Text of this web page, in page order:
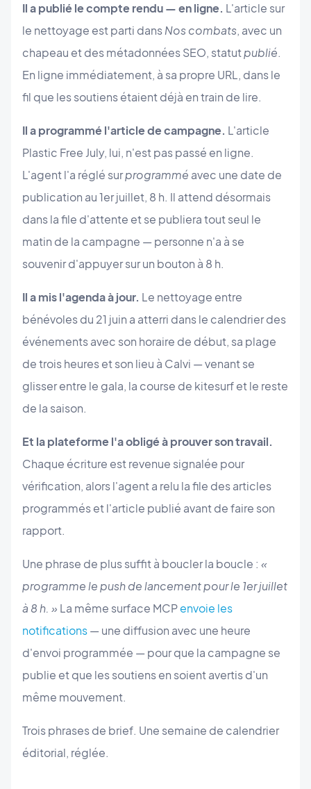
Il a publié le compte rendu — en ligne. L'article sur
le nettoyage est parti dansNos combats, avec un
chapeau et des métadonnées SEO, statutpublié.
En ligne immédiatement, à sa propre URL, dans le
fil que les soutiens étaient déjà en train de lire.
Il a programmé l'article de campagne. L'article
Plastic Free July, lui, n'est pas passé en ligne.
L'agent l'a réglé surprogrammé avec une date de
publication au 1er juillet, 8 h. Il attend désormais
dans la file d'attente et se publiera tout seul le
matin de la campagne — personne n'a à se
souvenir d'appuyer sur un bouton à 8 h.
Il a mis l'agenda à jour. Le nettoyage entre
bénévoles du 21 juin a atterri dans le calendrier des
événements avec son horaire de début, sa plage
de trois heures et son lieu à Calvi — venant se
glisser entre le gala, la course de kitesurf et le reste
de la saison.
Et la plateforme l'a obligé à prouver son travail.
Chaque écriture est revenue signalée pour
vérification, alors l'agent a relu la file des articles
programmés et l'article publié avant de faire son
rapport.
Une phrase de plus suffit à boucler la boucle : «
programme le push de lancement pour le 1er juillet
à 8 h. » La même surface MCPenvoie les
notifications— une diffusion avec une heure
d'envoi programmée — pour que la campagne se
publie et que les soutiens en soient avertis d'un
même mouvement.
Trois phrases de brief. Une semaine de calendrier
éditorial, réglée.